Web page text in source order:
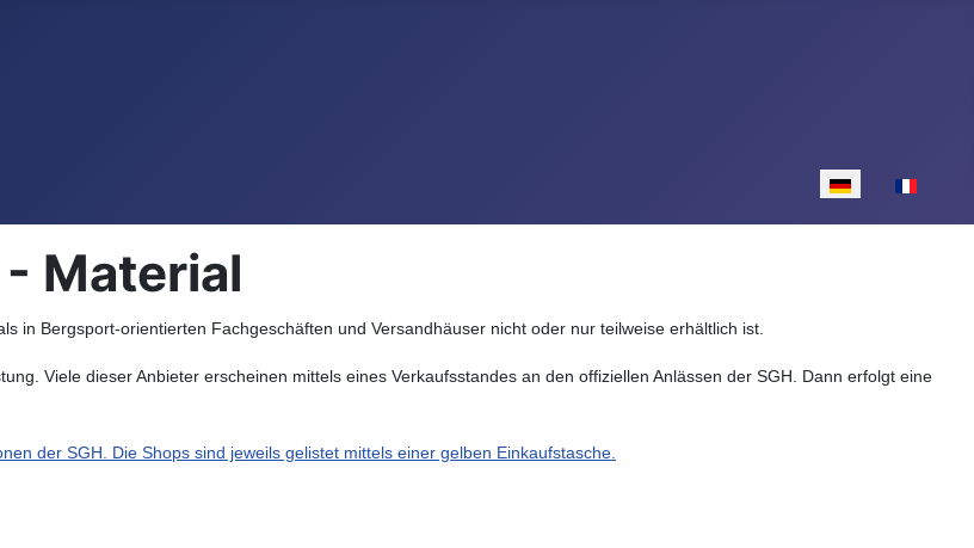
Sprache
Material
in Bergsport-orientierten Fachgeschäften und Versandhäuser nicht oder nur teilweise erhältlich ist.
Viele dieser Anbieter erscheinen mittels eines Verkaufsstandes an den offiziellen Anlässen der SGH. Dann erfolgt eine
der SGH. Die Shops sind jeweils gelistet mittels einer gelben Einkaufstasche.